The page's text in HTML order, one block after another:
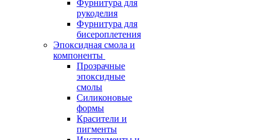
Фурнитура для
рукоделия
Фурнитура для
бисероплетения
Эпоксидная смола и
компоненты
Прозрачные
эпоксидные
смолы
Силиконовые
формы
Красители и
пигменты